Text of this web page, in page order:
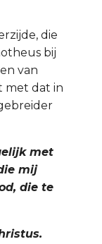
die
bij
van
met dat in
met
mij
die te